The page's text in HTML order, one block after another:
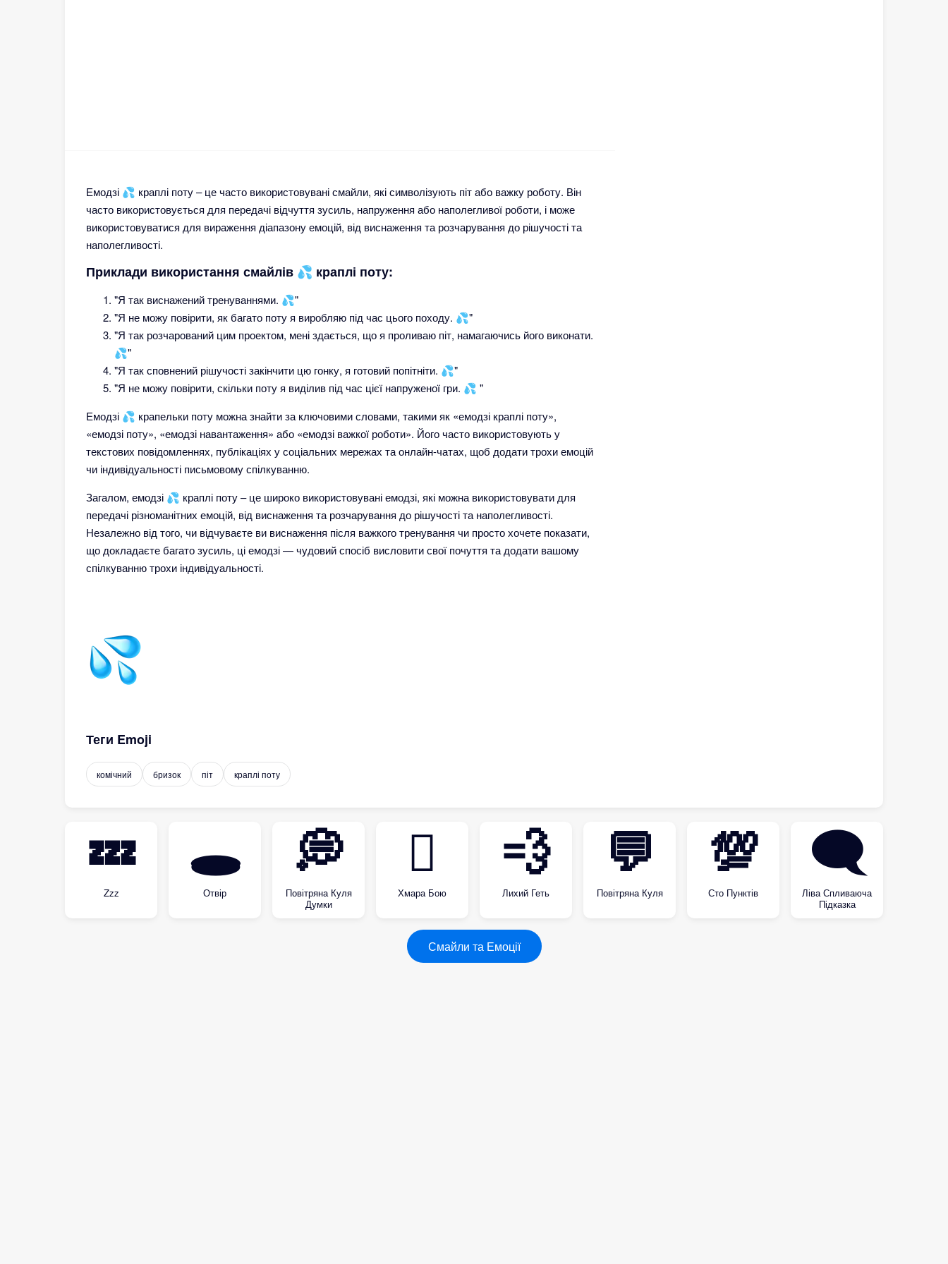
Емодзі 💦 краплі поту – це часто використовувані смайли, які символізують піт або важку роботу. Він
часто використовується для передачі відчуття зусиль, напруження або наполегливої роботи, і може
використовуватися для вираження діапазону емоцій, від виснаження та розчарування до рішучості та
наполегливості.
Приклади використання смайлів 💦 краплі поту:
"Я так виснажений тренуваннями. 💦"
"Я не можу повірити, як багато поту я виробляю під час цього походу. 💦"
"Я так розчарований цим проектом, мені здається, що я проливаю піт, намагаючись його виконати.
💦"
"Я так сповнений рішучості закінчити цю гонку, я готовий попітніти. 💦"
"Я не можу повірити, скільки поту я виділив під час цієї напруженої гри. 💦 "
Емодзі 💦 крапельки поту можна знайти за ключовими словами, такими як «емодзі краплі поту»,
«емодзі поту», «емодзі навантаження» або «емодзі важкої роботи». Його часто використовують у
текстових повідомленнях, публікаціях у соціальних мережах та онлайн-чатах, щоб додати трохи емоцій
чи індивідуальності письмовому спілкуванню.
Загалом, емодзі 💦 краплі поту – це широко використовувані емодзі, які можна використовувати для
передачі різноманітних емоцій, від виснаження та розчарування до рішучості та наполегливості.
Незалежно від того, чи відчуваєте ви виснаження після важкого тренування чи просто хочете показати,
що докладаєте багато зусиль, ці емодзі — чудовий спосіб висловити свої почуття та додати вашому
спілкуванню трохи індивідуальності.
Теги Emoji
комічний бризок піт краплі поту
💤
Zzz
🕳
Отвір
💭
Повітряна Куля
Думки
🫯
Хмара Бою
💨
Лихий Геть
💬
Повітряна Куля
💯
Сто Пунктів
🗨
Ліва Спливаюча
Підказка
Смайли та Емоції